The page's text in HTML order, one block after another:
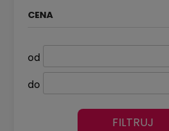
CENA
od
do
FILTRUJ